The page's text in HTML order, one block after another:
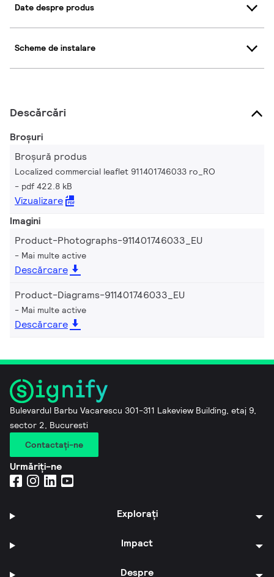
Date despre produs
Scheme de instalare
Descărcări
Broșuri
Broșură produs
Localized commercial leaflet 911401746033 ro_RO
pdf 422.8 kB
Vizualizare
Imagini
Product-Photographs-911401746033_EU
Mai multe active
Descărcare
Product-Diagrams-911401746033_EU
Mai multe active
Descărcare
Bulevardul Barbu Vacarescu 301-311 Lakeview Building, etaj 9,
sector 2, Bucuresti
Contactaţi-ne
Urmăriți-ne
Explorați
Impact
Despre